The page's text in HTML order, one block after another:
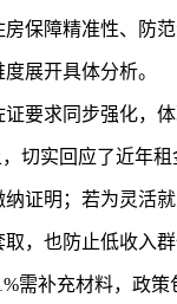
保障精准性、防
展开具体分析。
要求同步强化，
，切实回应了近年
纳证明；若为灵活
，也防止低收入
需补充材料，政策